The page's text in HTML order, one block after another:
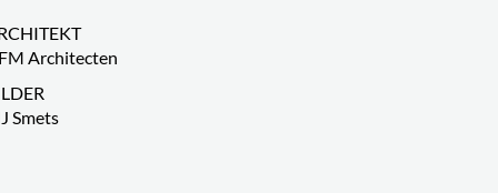
Architecten
Smets